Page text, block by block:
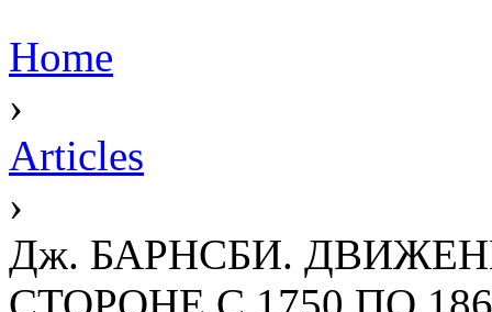
Home
›
Articles
›
Дж. БАРНСБИ.